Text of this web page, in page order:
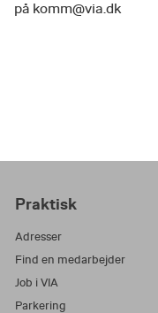
på komm@via.dk
Praktisk
Adresser
Find en medarbejder
Job i VIA
Parkering